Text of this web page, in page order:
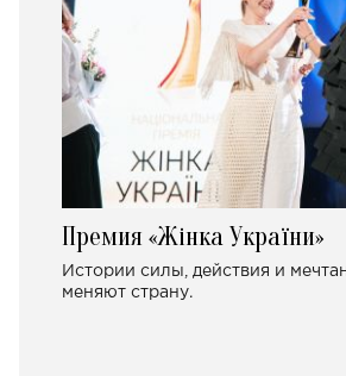
Премия «Жінка України»
Истории силы, действия и
меняют страну.